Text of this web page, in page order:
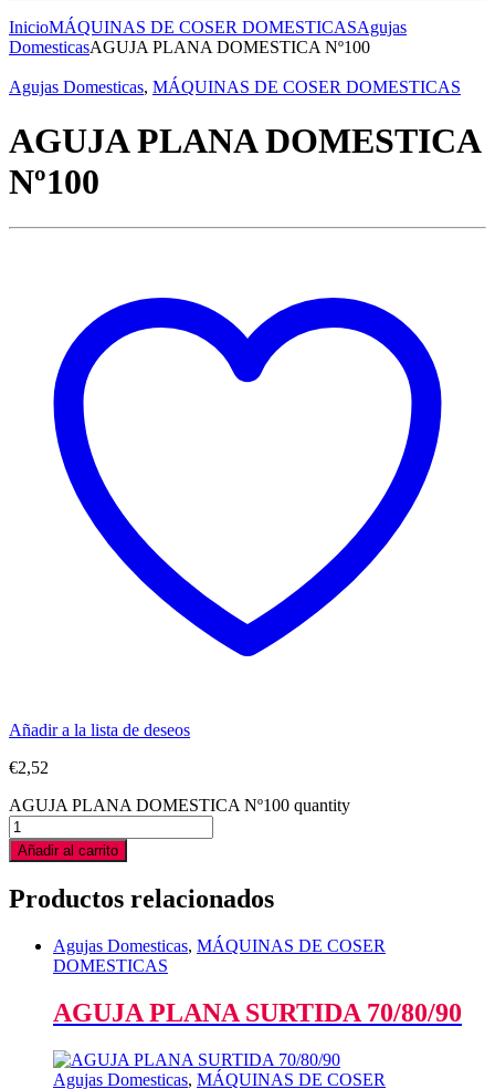
InicioMÁQUINAS DE COSER DOMESTICASAgujas
DomesticasAGUJA PLANA DOMESTICA Nº100
Agujas Domesticas, MÁQUINAS DE COSER DOMESTICAS
AGUJA PLANA DOMESTICA
Nº100
Añadir a la lista de deseos
€2,52
AGUJA PLANA DOMESTICA Nº100 quantity
Añadir al carrito
Productos relacionados
Agujas Domesticas, MÁQUINAS DE COSER
DOMESTICAS
AGUJA PLANA SURTIDA 70/80/90
Agujas Domesticas, MÁQUINAS DE COSER